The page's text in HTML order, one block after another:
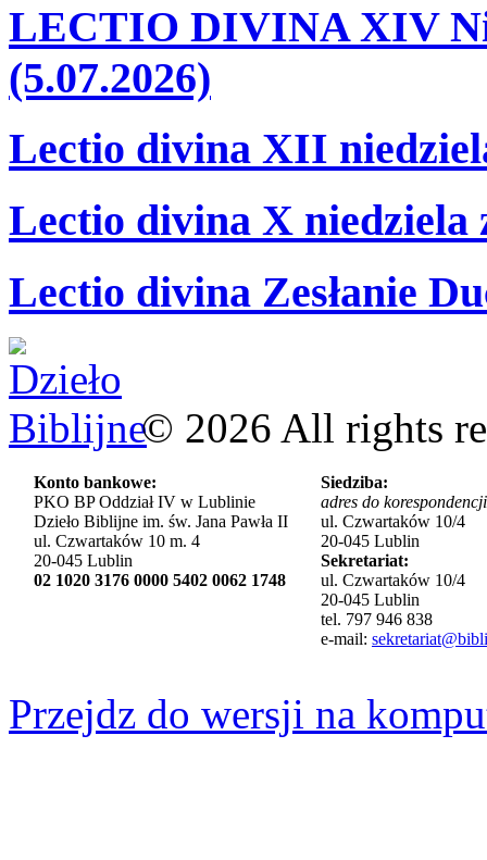
LECTIO DIVINA XIV
(5.07.2026)
Lectio divina XII
Lectio divina X niedziela
Lectio divina Zesłanie
© 2026 All rights
Konto bankowe:
PKO BP Oddział IV w Lublinie
Dzieło Biblijne im. św. Jana Pawła II
ul. Czwartaków 10 m. 4
20-045 Lublin
02 1020 3176 0000 5402 0062 1748
Siedziba:
adres do
ul. Czwartaków 10/4
20-045 Lublin
Sekretariat:
ul. Czwartaków 10/4
20-045 Lublin
tel. 797 946 838
e-mail:
Przejdz do wersji na